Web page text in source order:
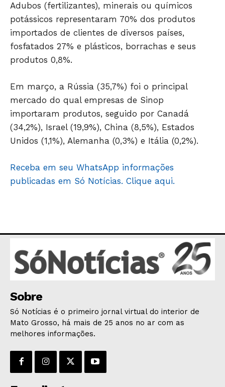
HOME
POLÍCIA
ECONOMIA
OPINIÃO
EDUCAÇÃO
SAÚDE
Adubos (fertilizantes), minerais ou químicos
potássicos representaram 70% dos produtos
importados de clientes de diversos países,
fosfatados 27% e plásticos, borrachas e seus
produtos 0,8%.
Em março, a Rússia (35,7%) foi o principal
mercado do qual empresas de Sinop
importaram produtos, seguido por Canadá
(34,2%), Israel (19,9%), China (8,5%), Estados
Unidos (1,1%), Alemanha (0,3%) e Itália (0,2%).
Receba em seu WhatsApp informações
publicadas em Só Notícias. Clique aqui.
Sobre
Só Notícias é o primeiro jornal virtual do interior de
Mato Grosso, há mais de 25 anos no ar com as
melhores informações.